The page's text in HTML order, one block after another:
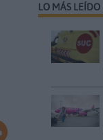
LO MÁS LEÍDO